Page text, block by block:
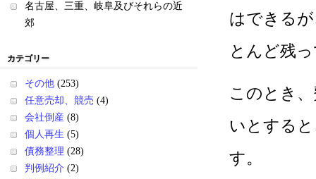
はできる
とんど残
このとき
いとする
す。
名古屋、三重、岐阜及びそれらの近
郊
カテゴリー
その他 (253)
任意売却、競売 (4)
会社倒産 (8)
個人再生 (5)
債務整理 (28)
判例紹介 (2)